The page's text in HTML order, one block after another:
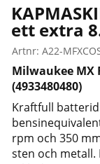
ett extra
Milwaukee MX
(4933480480)
Kraftfull
rpm och 350
sten och metall.
Artnr: A22-